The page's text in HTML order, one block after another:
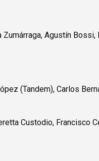
Agustín
(Tandem), Carlos
Custodio, Francisco